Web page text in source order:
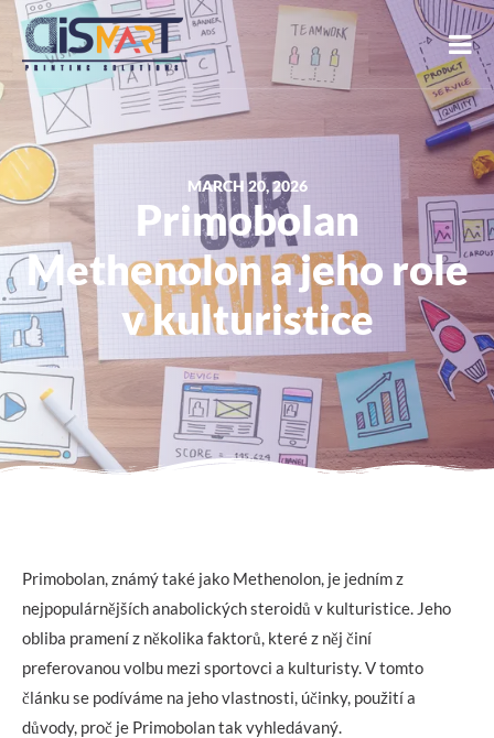
MARCH 20, 2026
Primobolan
Methenolon a jeho role
v kulturistice
Primobolan, známý také jako Methenolon, je jedním z
nejpopulárnějších anabolických steroidů v kulturistice. Jeho
obliba pramení z několika faktorů, které z něj činí
preferovanou volbu mezi sportovci a kulturisty. V tomto
článku se podíváme na jeho vlastnosti, účinky, použití a
důvody, proč je Primobolan tak vyhledávaný.